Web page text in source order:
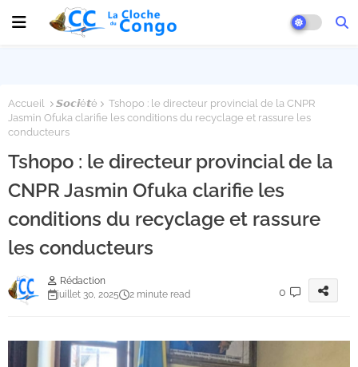
Accueil 𝙎𝙤𝙘𝙞é𝙩é
Tshopo : le directeur provincial de la CNPR
Jasmin Ofuka clarifie les conditions du recyclage et rassure les
conducteurs
Tshopo : le directeur provincial de la
CNPR Jasmin Ofuka clarifie les
conditions du recyclage et rassure
les conducteurs
Rédaction
juillet 30, 2025
2 minute read 0